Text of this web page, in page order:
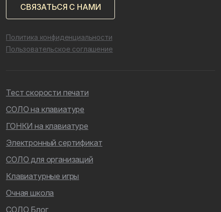
СВЯЗАТЬСЯ С НАМИ
Политика конфиденциальности
Пользовательское соглашение
Тест скорости печати
СОЛО на клавиатуре
ГОНКИ на клавиатуре
Электронный сертификат
СОЛО для организаций
Клавиатурные игры
Очная школа
СОЛО Блог